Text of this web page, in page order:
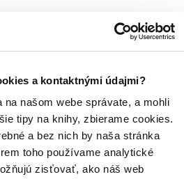
a kontaktnými údajmi?
našom webe správate, a mohli
tipy na knihy, zbierame cookies.
a bez nich by naša stránka
toho používame analytické
zisťovať, ako náš web
titulov)
33
titulov)E-kniha: MOBI33